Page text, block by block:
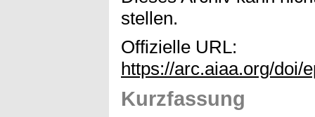
stellen.
Offizielle URL:
https://arc.aiaa.org/doi/
Kurzfassung